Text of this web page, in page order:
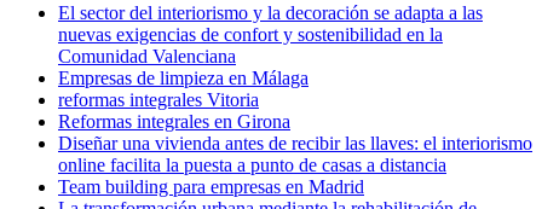
El sector del interiorismo y la decoración se adapta a las
nuevas exigencias de confort y sostenibilidad en la
Comunidad Valenciana
Empresas de limpieza en Málaga
reformas integrales Vitoria
Reformas integrales en Girona
Diseñar una vivienda antes de recibir las llaves: el interiorismo
online facilita la puesta a punto de casas a distancia
Team building para empresas en Madrid